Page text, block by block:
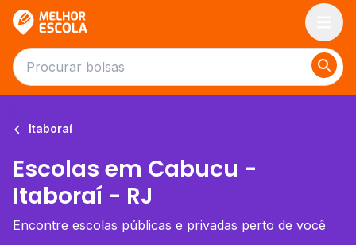
Itaboraí
Escolas em Cabucu -
Itaboraí - RJ
Encontre escolas públicas e privadas perto de você